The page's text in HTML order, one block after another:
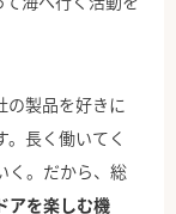
の製品を好きに
長く働いてく
く。だから、総
アを楽しむ機